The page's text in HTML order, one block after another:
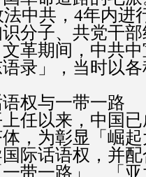
中共，4年内进
分子、共党干
革期间，中共
录」，当时以
权与一带一路
任以来，中国
，为彰显「崛
际话语权，并
带一路」、「